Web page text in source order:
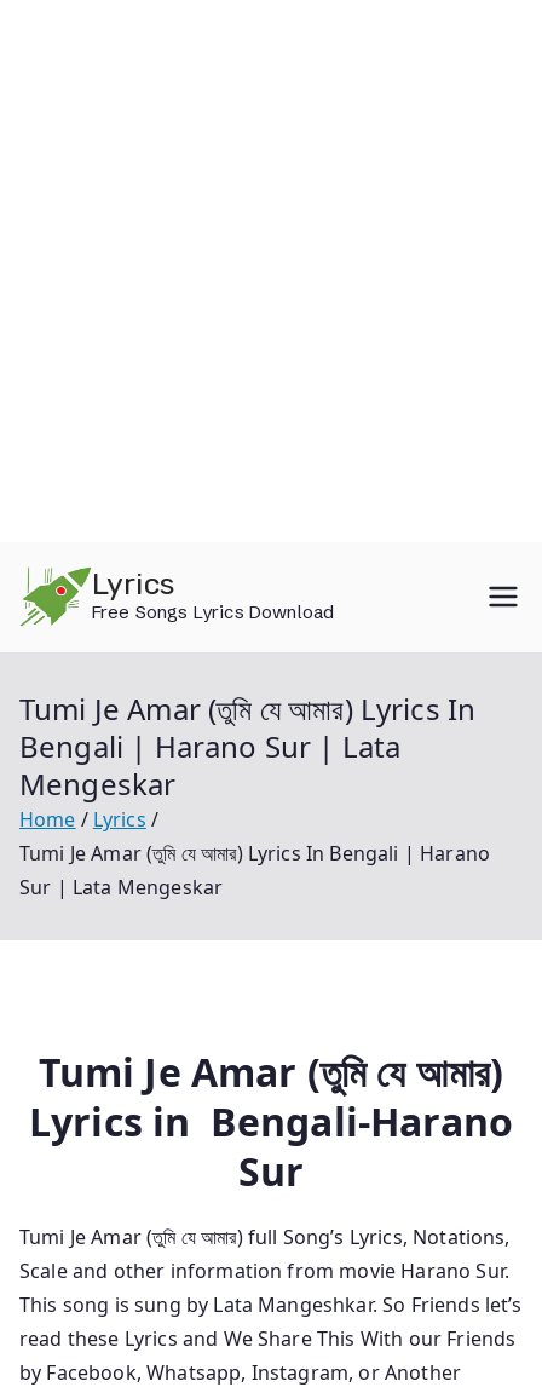
content
Lyrics
Free Songs Lyrics Download
Tumi Je Amar (তুমি যে আমার) Lyrics In
Bengali | Harano Sur | Lata
Mengeskar
Home
Lyrics
Tumi Je Amar (তুমি যে আমার) Lyrics In Bengali | Harano
Sur | Lata Mengeskar
Tumi Je Amar (তুমি যে আমার)
Lyrics in Bengali-Harano
Sur
Tumi Je Amar (তুমি যে আমার) full Song’s Lyrics, Notations,
Scale and other informationfrom movie Harano Sur.
This song is sung by Lata Mangeshkar.So Friends let’s
read these Lyrics and We Share This With our Friends
by Facebook, Whatsapp, Instagram, or Another